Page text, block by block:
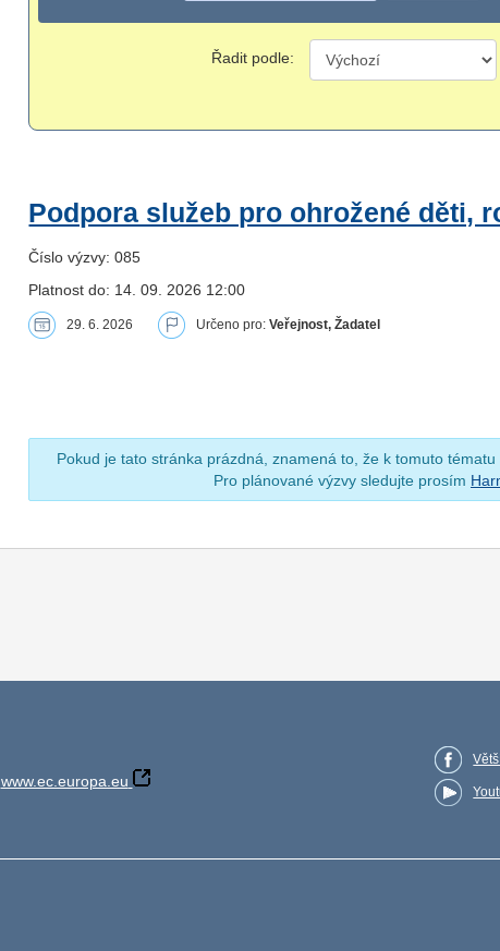
Řadit podle:
Podpora služeb pro ohrožené děti,
Číslo výzvy: 085
Platnost do: 14. 09. 2026 12:00
29. 6. 2026 Určeno pro:Veřejnost, Žadatel
Pokud je tato stránka prázdná, znamená to, že k tomuto
Pro plánované výzvy sledujte prosím
www.ec.europa.eu